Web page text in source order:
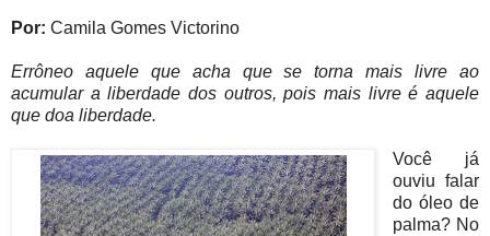
Por: Camila Gomes Victorino
Errôneo aquele que acha que se torna mais livre ao
acumular a liberdade dos outros, pois mais livre é aquele
que doa liberdade.
Você já
ouviu falar
do óleo de
palma? No